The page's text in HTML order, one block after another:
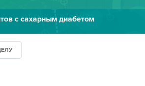
с сахарным диабетом